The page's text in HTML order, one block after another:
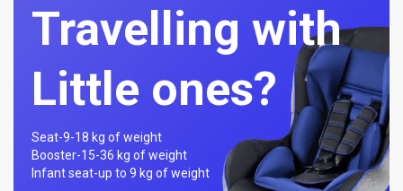
Travelling with
Little ones?
Seat-9-18 kg of weight
Booster-15-36 kg of weight
Infant seat-up to 9 kg of weight